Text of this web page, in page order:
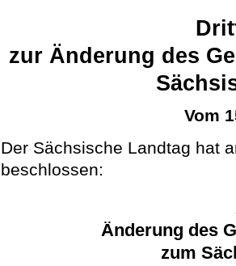
zur Änderung des
Vom
Der Sächsische Landtag hat
beschlossen:
Änderung des
zum